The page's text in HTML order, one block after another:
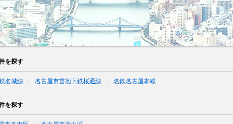
を探す
名城線 名古屋市営地下鉄桜通線 名鉄名古屋本線
を探す